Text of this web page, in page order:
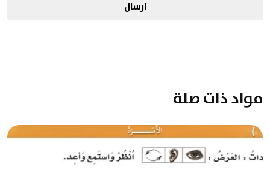
ارسال
مواد ذات صلة